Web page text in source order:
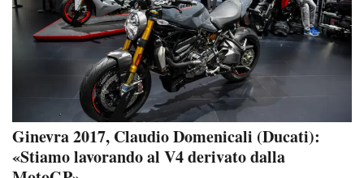
Ginevra 2017, Claudio Domenicali (Ducati):
«Stiamo lavorando al V4 derivato dalla